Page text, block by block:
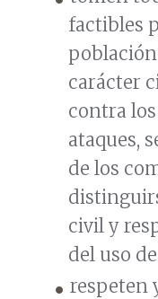
factibles
carácter
contra
ataques,
de los
civil y
del uso
respeten